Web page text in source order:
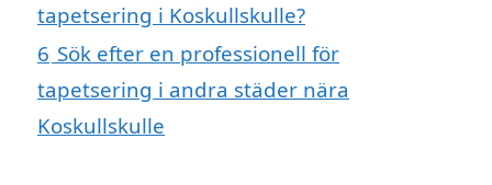
tapetsering i Koskullskulle?
6 Sök efter en professionell för
tapetsering i andra städer nära
Koskullskulle